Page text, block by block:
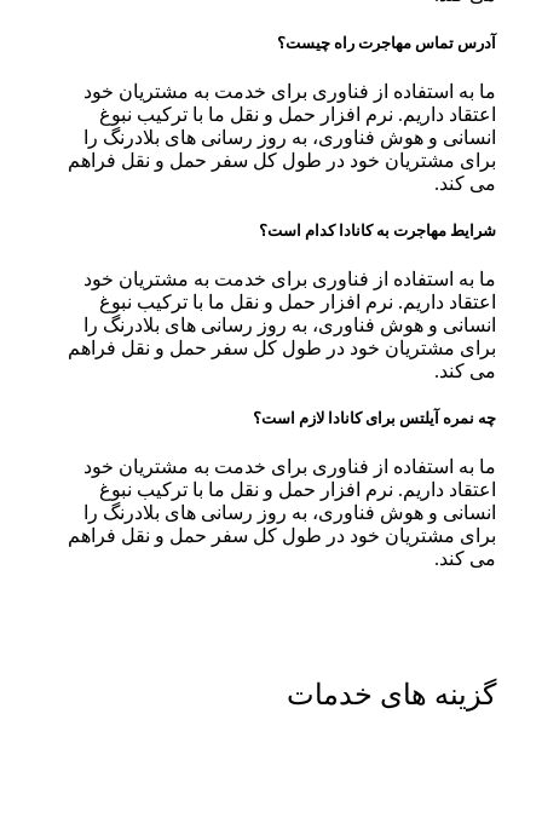
آدرس تماس مهاجرت راه چیست؟
ما به استفاده از فناوری برای خدمت به مشتریان خود
اعتقاد داریم. نرم افزار حمل و نقل ما با ترکیب نبوغ
انسانی و هوش فناوری، به روز رسانی های بلادرنگ را
برای مشتریان خود در طول کل سفر حمل و نقل فراهم
می کند.
شرایط مهاجرت به کانادا کدام است؟
ما به استفاده از فناوری برای خدمت به مشتریان خود
اعتقاد داریم. نرم افزار حمل و نقل ما با ترکیب نبوغ
انسانی و هوش فناوری، به روز رسانی های بلادرنگ را
برای مشتریان خود در طول کل سفر حمل و نقل فراهم
می کند.
چه نمره آیلتس برای کانادا لازم است؟
ما به استفاده از فناوری برای خدمت به مشتریان خود
اعتقاد داریم. نرم افزار حمل و نقل ما با ترکیب نبوغ
انسانی و هوش فناوری، به روز رسانی های بلادرنگ را
برای مشتریان خود در طول کل سفر حمل و نقل فراهم
می کند.
گزینه های خدمات